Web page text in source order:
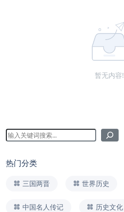
暂无内容!
热门分类
三国两晋 世界历史
中国名人传记 历史文化